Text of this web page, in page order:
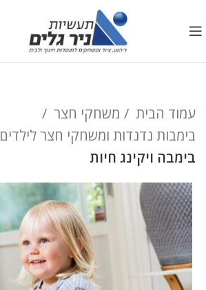
עמוד הבית
משחקי חצר
בימבות נדנדות ומשחקי חצר לילדים
בימבה ויקינג חיות